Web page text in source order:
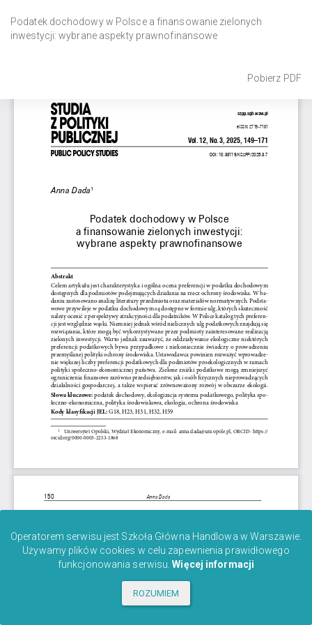
do
szczegółów
Podatek dochodowy w Polsce a finansowanie zielonych
inwestycji: wybrane aspekty prawnofinansowe
Pobierz
Pobierz PDF
Operatorem serwisu jest Szkoła Główna Handlowa w Warszawie.
Używamy plików cookies w celu zapewnienia prawidłowego
funkcjonowania serwisu.Więcej informacji
ROZUMIEM